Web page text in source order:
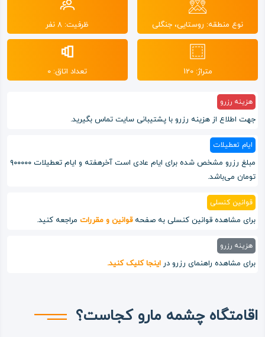
نوع منطقه: روستایی، جنگلی ظرفیت: 8 نفر
متراژ: 120 تعداد اتاق: 0
هزینه رزرو
جهت اطلاع از هزینه رزرو با پشتیبانی سایت تماس بگیرید.
ایام تعطیلات
مبلغ رزرو مشخص شده برای ایام عادی است آخرهفته و ایام تعطیلات ۹۰۰۰۰۰
تومان می‌باشد.
قوانین کنسلی
برای مشاهده قوانین کنسلی به صفحهقوانین و مقررات مراجعه کنید.
هزینه رزرو
برای مشاهده راهنمای رزرو در اینجا کلیک کنید.
اقامتگاه چشمه مارو کجاست؟